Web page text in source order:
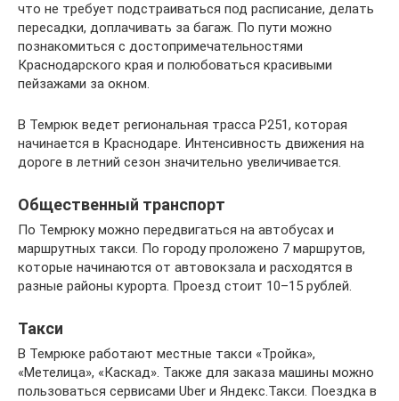
что не требует подстраиваться под расписание, делать
пересадки, доплачивать за багаж. По пути можно
познакомиться с достопримечательностями
Краснодарского края и полюбоваться красивыми
пейзажами за окном.
В Темрюк ведет региональная трасса Р251, которая
начинается в Краснодаре. Интенсивность движения на
дороге в летний сезон значительно увеличивается.
Общественный транспорт
По Темрюку можно передвигаться на автобусах и
маршрутных такси. По городу проложено 7 маршрутов,
которые начинаются от автовокзала и расходятся в
разные районы курорта. Проезд стоит 10–15 рублей.
Такси
В Темрюке работают местные такси «Тройка»,
«Метелица», «Каскад». Также для заказа машины можно
пользоваться сервисами Uber и Яндекс.Такси. Поездка в